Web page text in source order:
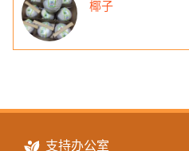
椰子
支持办公室